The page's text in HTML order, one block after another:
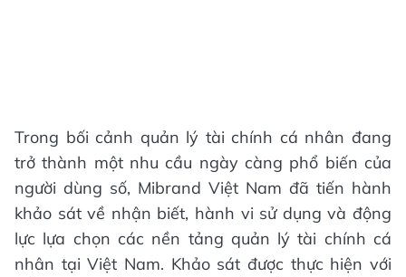
Trong bối cảnh quản lý tài chính cá nhân đang
trở thành một nhu cầu ngày càng phổ biến của
người dùng số, Mibrand Việt Nam đã tiến hành
khảo sát về nhận biết, hành vi sử dụng và động
lực lựa chọn các nền tảng quản lý tài chính cá
nhân tại Việt Nam. Khảo sát được thực hiện với